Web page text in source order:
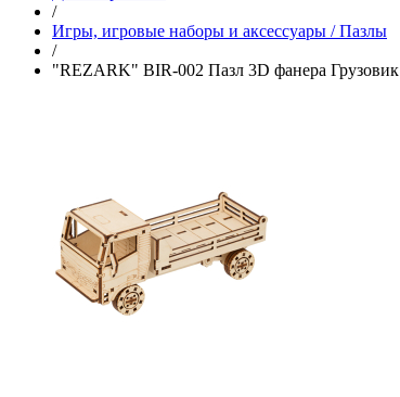
/
Игры, игровые наборы и аксессуары / Пазлы
/
"REZARK" BIR-002 Пазл 3D фанера Грузовик